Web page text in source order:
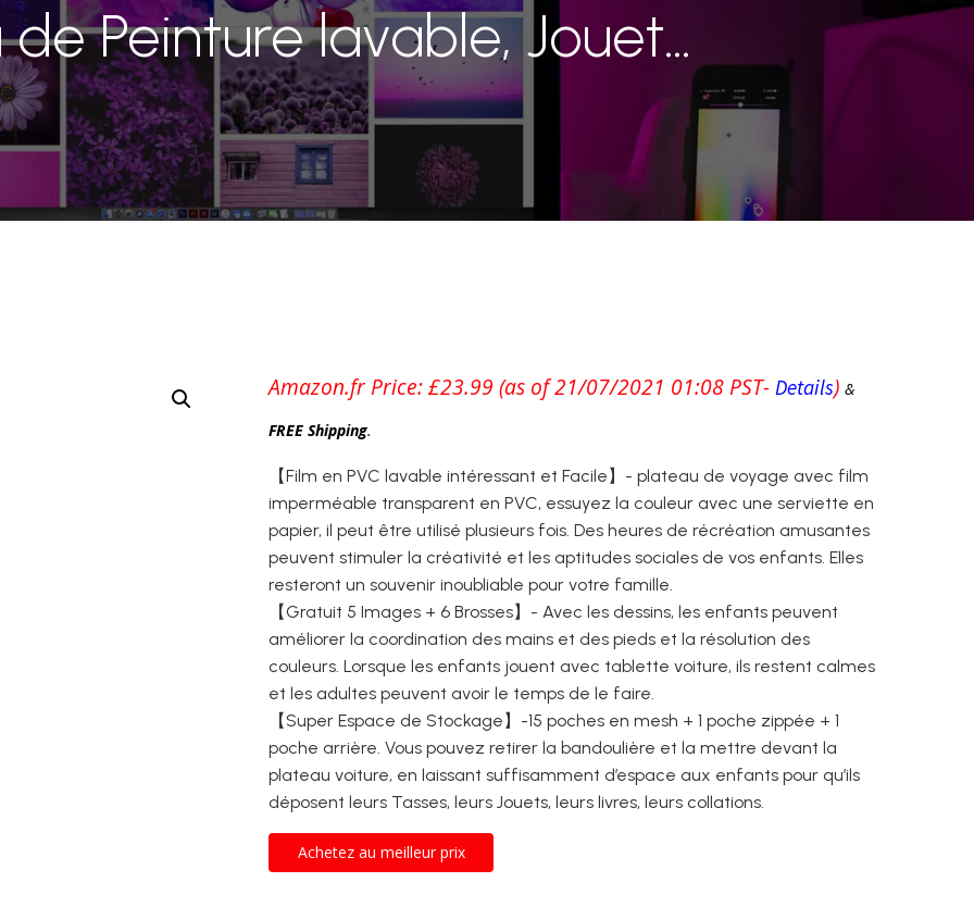
Peinture lavable, Jouet…
Amazon.fr Price:£23.99 (as of 21/07/2021 01:08 PST-Details)&
FREE Shipping.
【Film en PVC lavable intéressant et Facile】- plateau de voyage avec film
imperméable transparent en PVC, essuyez la couleur avec une serviette en
papier, il peut être utilisé plusieurs fois. Des heures de récréation amusantes
peuvent stimuler la créativité et les aptitudes sociales de vos enfants. Elles
resteront un souvenir inoubliable pour votre famille.
【Gratuit 5 Images + 6 Brosses】- Avec les dessins, les enfants peuvent
améliorer la coordination des mains et des pieds et la résolution des
couleurs. Lorsque les enfants jouent avec tablette voiture, ils restent calmes
et les adultes peuvent avoir le temps de le faire.
【Super Espace de Stockage】-15 poches en mesh + 1 poche zippée + 1
poche arrière. Vous pouvez retirer la bandoulière et la mettre devant la
plateau voiture, en laissant suffisamment d’espace aux enfants pour qu’ils
déposent leurs Tasses, leurs Jouets, leurs livres, leurs collations.
Achetez au meilleur prix